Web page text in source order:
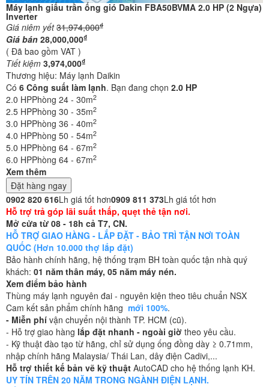
Máy lạnh giấu trần ống gió Dakin FBA50BVMA 2.0 HP (2 Ngựa)
Inverter
Giá niêm yết 31,974,000₫
Giá bán 28,000,000₫
( Đã bao gồm VAT )
Tiết kiệm 3,974,000₫
Thương hiệu: Máy lạnh Daikin
Có 6 Công suất làm lạnh. Bạn đang chọn 2.0 HP
2.0 HPPhòng 24 - 30m2
2.5 HPPhòng 30 - 35m2
3.0 HPPhòng 36 - 40m2
4.0 HPPhòng 50 - 54m2
5.0 HPPhòng 64 - 67m2
6.0 HPPhòng 64 - 67m2
Xem thêm
Đặt hàng ngay
0902 820 616Lh giá tốt hơn0909 811 373Lh giá tốt hơn
Hỗ trợ trả góp lãi suất thấp, quẹt thẻ tận nơi.
Mở cửa từ 08 - 18h cả T7, CN.
HỖ TRỢ GIAO HÀNG - LẮP ĐẶT - BẢO TRÌ TẬN NƠI TOÀN
QUỐC (Hơn 10.000 thợ lắp đặt)
Bảo hành chính hãng, hệ thống trạm BH toàn quốc tận nhà quý
khách: 01 năm thân máy, 05 năm máy nén.
Xem điểm bảo hành
Thùng máy lạnh nguyên đai - nguyên kiện theo tiêu chuẩn NSX
Cam kết sản phẩm chính hãng mới 100%.
- Miễn phí vận chuyển nội thành TP. HCM (cũ).
- Hỗ trợ giao hàng lắp đặt nhanh - ngoài giờ theo yêu cầu.
- Kỹ thuật đào tạo từ hãng, chỉ sử dụng ống đồng dày ≥ 0.71mm,
nhập chính hãng Malaysia/ Thái Lan, dây điện Cadivi,...
Hỗ trợ thiết kế bản vẽ kỹ thuật AutoCAD cho hệ thống lạnh KH.
UY TÍN TRÊN 20 NĂM TRONG NGÀNH ĐIỆN LẠNH.